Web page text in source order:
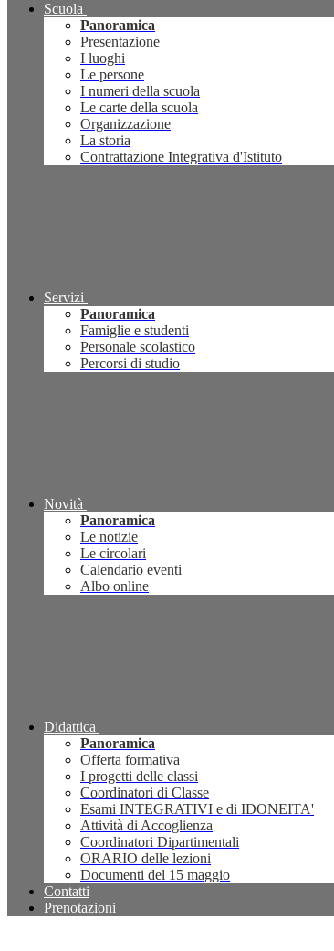
Scuola
Panoramica
Presentazione
I luoghi
Le persone
I numeri della scuola
Le carte della scuola
Organizzazione
La storia
Contrattazione Integrativa d'Istituto
Servizi
Panoramica
Famiglie e studenti
Personale scolastico
Percorsi di studio
Novità
Panoramica
Le notizie
Le circolari
Calendario eventi
Albo online
Didattica
Panoramica
Offerta formativa
I progetti delle classi
Coordinatori di Classe
Esami INTEGRATIVI e di IDONEITA'
Attività di Accoglienza
Coordinatori Dipartimentali
ORARIO delle lezioni
Documenti del 15 maggio
Contatti
Prenotazioni